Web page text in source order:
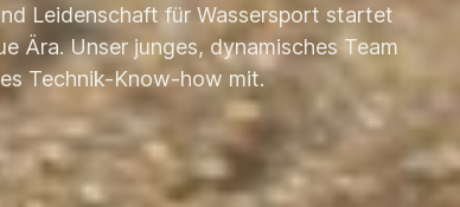
Leidenschaft für Wassersport startet
Ära. Unser junges, dynamisches Team
Technik-Know-how mit.